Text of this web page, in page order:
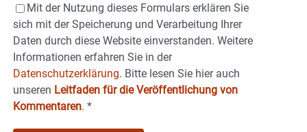
Mit der Nutzung dieses Formulars erklären Sie
sich mit der Speicherung und Verarbeitung Ihrer
Daten durch diese Website einverstanden. Weitere
Informationen erfahren Sie in der
Datenschutzerklärung. Bitte lesen Sie hier auch
unseren Leitfaden für die Veröffentlichung von
Kommentaren. *